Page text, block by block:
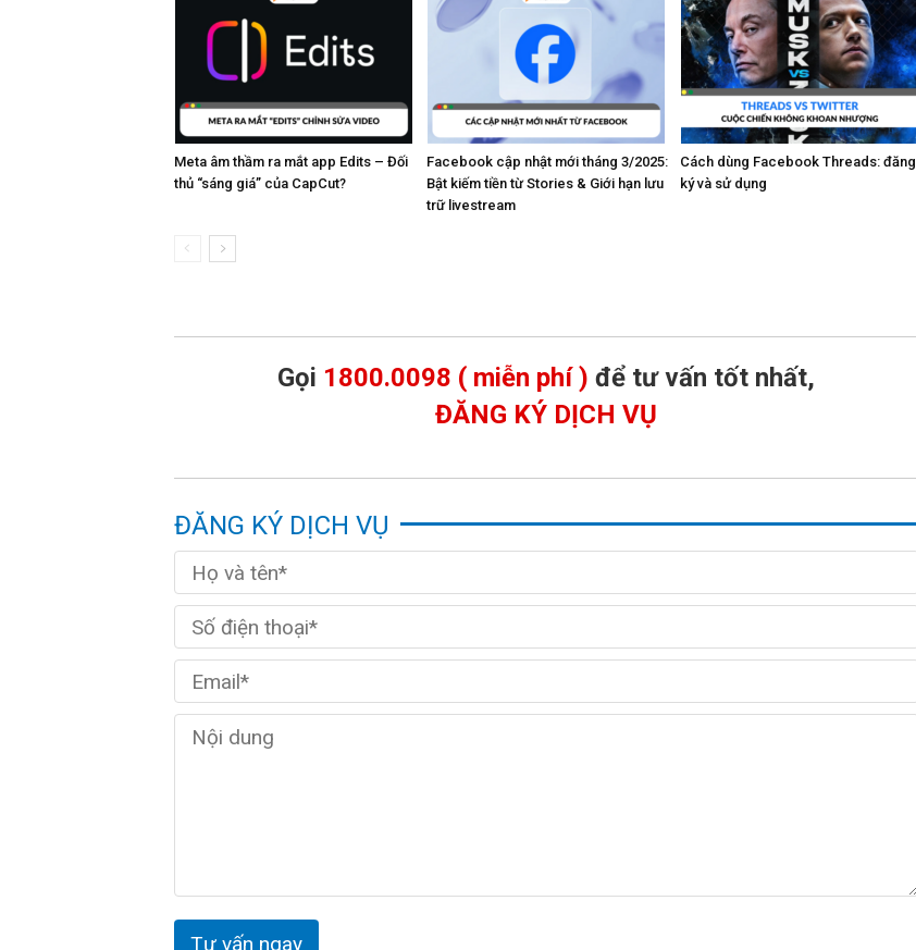
Meta âm thầm ra mắt app Edits – Đối
thủ “sáng giá” của CapCut?
Facebook cập nhật mới tháng 3/2025:
Bật kiếm tiền từ Stories & Giới hạn lưu
trữ livestream
Cách dùng Facebook Threads: đăng
ký và sử dụng
Gọi 1800.0098 ( miễn phí ) để tư vấn tốt nhất,
ĐĂNG KÝ DỊCH VỤ
ĐĂNG KÝ DỊCH VỤ